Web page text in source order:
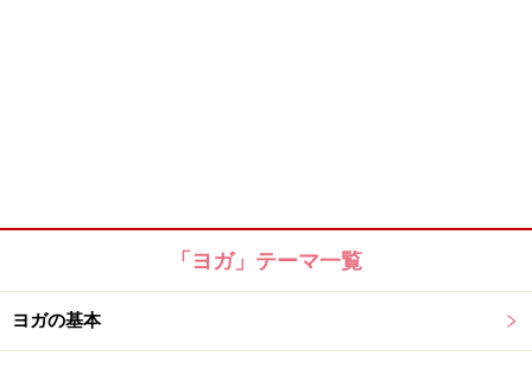
「ヨガ」テーマ一覧
ヨガの基本